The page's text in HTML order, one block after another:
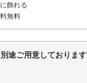
飾れる
無料
途ご用意しております